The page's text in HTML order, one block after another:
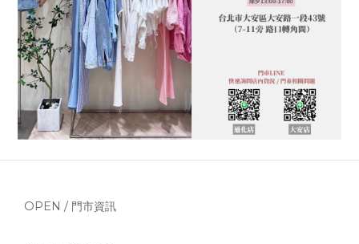
OPEN / 門市資訊